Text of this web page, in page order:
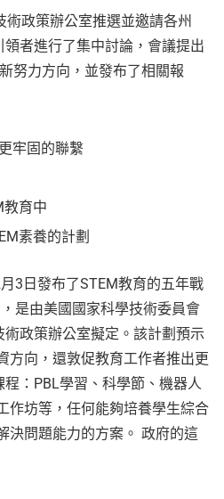
政策辦公室推選並邀請各州
者進行了集中討論，會議提出
努力方向，並發布了相關報
牢固的聯繫
教育中
素養的計劃
3日發布了STEM教育的五年戰
是由美國國家科學技術委員會
政策辦公室擬定。該計劃預示
方向，還敦促教育工作者推出更
：PBL學習、科學節、機器人
作坊等，任何能夠培養學生綜合
決問題能力的方案。 政府的這